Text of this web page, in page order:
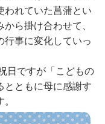
われていた菖蒲とい
ら掛け合わせて、
行事に変化していっ
日ですが「こどもの
とともに母に感謝す